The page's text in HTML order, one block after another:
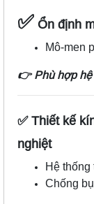
✅ Ổn định
Mô-men
👉 Phù hợp
✅ Thiết kế
nghiệt
Hệ
Chống